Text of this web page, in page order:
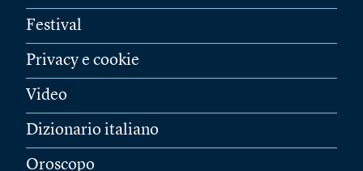
Festival
Privacy e cookie
Video
Dizionario italiano
Oroscopo